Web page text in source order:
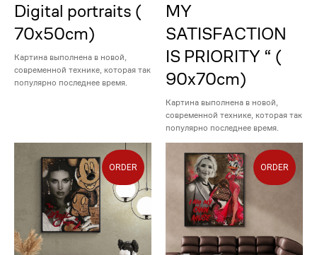
Digital portraits (
70x50cm)
Картина выполнена в новой,
современной технике, которая так
популярно последнее время.
MY
SATISFACTION
IS PRIORITY “ (
90x70cm)
Картина выполнена в новой,
современной технике, которая так
популярно последнее время.
ORDER ORDER